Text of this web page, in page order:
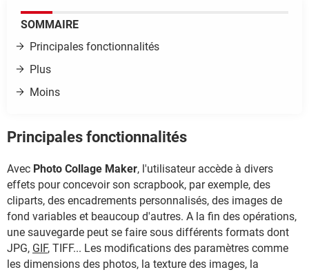
SOMMAIRE
Principales fonctionnalités
Plus
Moins
Principales fonctionnalités
Avec Photo Collage Maker, l'utilisateur accède à divers
effets pour concevoir son scrapbook, par exemple, des
cliparts, des encadrements personnalisés, des images de
fond variables et beaucoup d'autres. A la fin des opérations,
une sauvegarde peut se faire sous différents formats dont
JPG, GIF, TIFF... Les modifications des paramètres comme
les dimensions des photos, la texture des images, la